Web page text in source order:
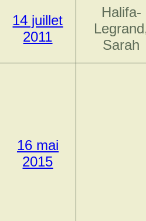
14 juillet
2011
Halifa-
Sarah
16 mai
2015